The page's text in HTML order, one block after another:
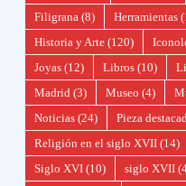
Filigrana (8) Herramientas
Historia y Arte (120)
Joyas (12) Libros (10)
Madrid (3) Museo (4)
Noticias (24) Pieza
Religión en el siglo XVII (14)
Siglo XVI (10) siglo XVII